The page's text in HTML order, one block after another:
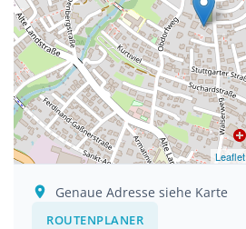
Leaflet
Genaue Adresse siehe Karte
ROUTENPLANER